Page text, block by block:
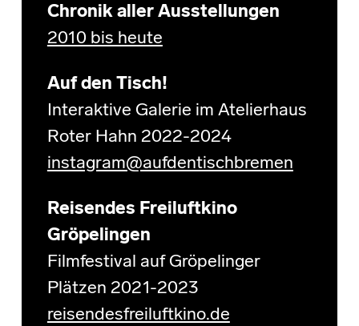
Chronik aller Ausstellungen
2010 bis heute
Auf den Tisch!
Interaktive Galerie im Atelierhaus
Roter Hahn 2022-2024
instagram@aufdentischbremen
Reisendes Freiluftkino
Gröpelingen
Filmfestival auf Gröpelinger
Plätzen 2021-2023
reisendesfreiluftkino.de